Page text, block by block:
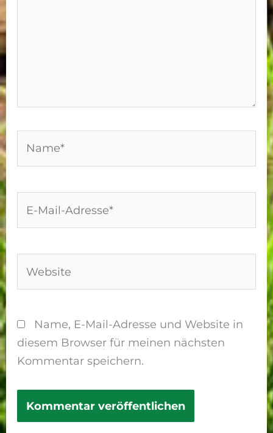
Mail-
Name, E-Mail-Adresse und Website in
diesem Browser für meinen nächsten
Kommentar speichern.